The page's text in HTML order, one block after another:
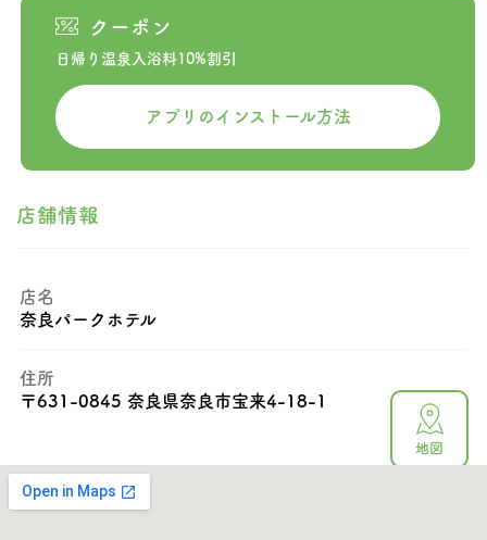
クーポン
日帰り温泉入浴料10%割引
アプリのインストール方法
店舗情報
店名
奈良パークホテル
住所
〒631-0845 奈良県奈良市宝来4-18-1
地図
TEL